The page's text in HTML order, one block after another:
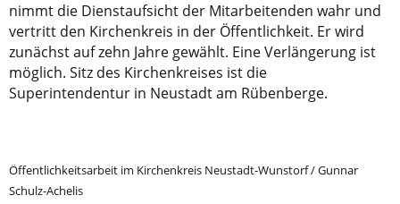
nimmt die Dienstaufsicht der Mitarbeitenden wahr und
vertritt den Kirchenkreis in der Öffentlichkeit. Er wird
zunächst auf zehn Jahre gewählt. Eine Verlängerung ist
möglich. Sitz des Kirchenkreises ist die
Superintendentur in Neustadt am Rübenberge.
Öffentlichkeitsarbeit im Kirchenkreis Neustadt-Wunstorf / Gunnar
Schulz-Achelis